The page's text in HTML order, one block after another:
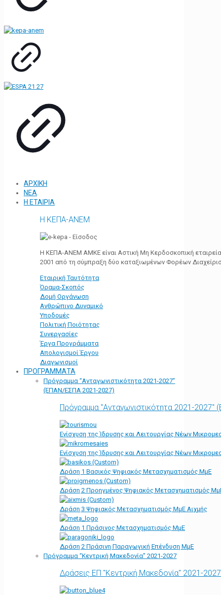
ΑΡΧΙΚΗ
ΝΕΑ
Η ΕΤΑΙΡΙΑ
Η ΚΕΠΑ-ΑΝΕΜ
Η ΚΕΠΑ-ΑΝΕΜ ΑΜΚΕ είναι Αστική Μη Κερδοσκοπική
2001 από τη σύμπραξη δύο καταξιωμένων Φορέων
Εταιρική Ταυτότητα
Όραμα-Σκοπός
Δομή Οργάνωση
Ανθρώπινο Δυναμικό
Υποδομές
Πολιτική Ποιότητας
Συνεργασίες
Έργα Προγράμματα
Απολογισμοί Έργου
Διαγωνισμοί
ΠΡΟΓΡΑΜΜΑΤΑ
Πρόγραμμα “Ανταγωνιστικότητα 2021-2027”
(ΕΠΑΝ/ΕΣΠΑ 2021-2027)
Πρόγραμμα "Ανταγωνιστικότητα 2021-
Ενίσχυση της Ίδρυσης και Λειτουργίας Νέων
Ενίσχυση της Ίδρυσης και Λειτουργίας Νέων
Δράση 1 Βασικός Ψηφιακός Μετασχηματισμός ΜμΕ
Δράση 2 Προηγμένος Ψηφιακός Μετασχηματισμός
Δράση 3 Ψηφιακός Μετασχηματισμός ΜμΕ Αιχμής
Δράση 1 Πράσινος Μετασχηματισμός ΜμΕ
Δράση 2 Πράσινη Παραγωγική Επένδυση ΜμΕ
Πρόγραμμα “Κεντρική Μακεδονία” 2021-2027
Δράσεις ΕΠ "Κεντρική Μακεδονία" 2021-2027